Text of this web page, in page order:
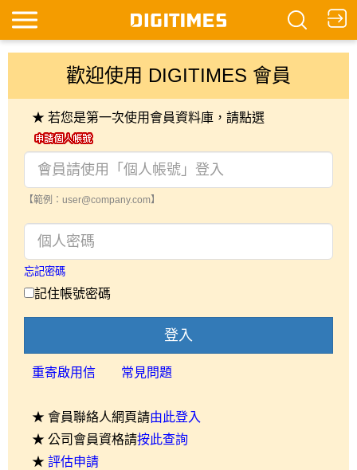
歡迎使用 DIGITIMES 會員
★ 若您是第一次使用會員資料庫，請點選
【範例：user@company.com】
忘記密碼
記住帳號密碼
登入
重寄啟用信 常見問題
★ 會員聯絡人網頁請由此登入
★ 公司會員資格請按此查詢
★ 評估申請